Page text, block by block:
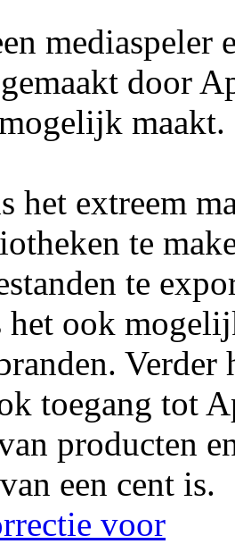
mediaspeler
door
maakt.
het extreem
te
te
het ook
Verder
toegang tot
producten
een cent is.
voor